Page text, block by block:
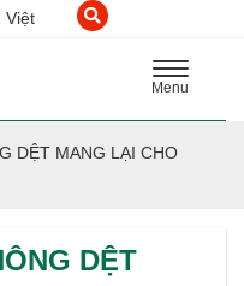
Việt
Toggle
navigation
Menu
DỆT MANG LẠI CHO
DỆT